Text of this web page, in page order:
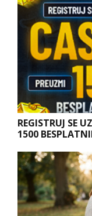
REGISTRUJ SE
1500